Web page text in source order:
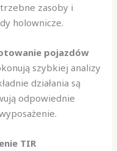
zasoby i
holownicze.
pojazdów
szybkiej analizy
działania są
odpowiednie
TIR